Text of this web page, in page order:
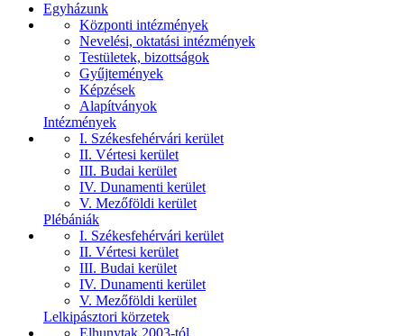
Egyházunk
Központi intézmények
Nevelési, oktatási intézmények
Testületek, bizottságok
Gyűjtemények
Képzések
Alapítványok
Intézmények
I. Székesfehérvári kerület
II. Vértesi kerület
III. Budai kerület
IV. Dunamenti kerület
V. Mezőföldi kerület
Plébániák
I. Székesfehérvári kerület
II. Vértesi kerület
III. Budai kerület
IV. Dunamenti kerület
V. Mezőföldi kerület
Lelkipásztori körzetek
Elhunytak 2003-tól